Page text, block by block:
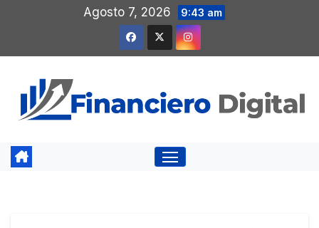
contenido
Agosto 7, 2026 9:43 am